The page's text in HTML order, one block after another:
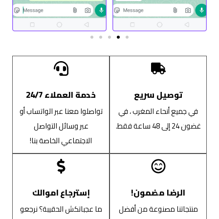
توصيل سريع
في جميع أنحاء المغرب ، في
غضون 24 إلى 48 ساعة فقط.
خدمة العملاء 24/7
تواصلوا معنا عبر الواتساب أو
عبر وسائل التواصل
الاجتماعي الخاصة بنا!
الرضا مضمون!
منتجاتنا مصنوعة من أفضل
إسترجاع اموالك
ما عجباتكش الحقيبة؟ نرجعو